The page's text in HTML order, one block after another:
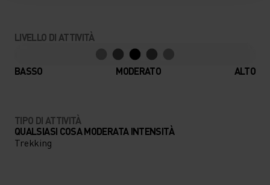
LIVELLO DI ATTIVITÀ
BASSO MODERATO ALTO
TIPO DI ATTIVITÀ
QUALSIASI COSA MODERATA INTENSITÀ
Trekking